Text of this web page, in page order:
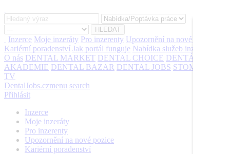
Inzerce Moje inzeráty Pro inzerenty Upozornění na nové pozice
Kariérní poradenství Jak portál funguje Nabídka služeb inzerentům
O nás DENTAL MARKET DENTAL CHOICE DENTÁLNÍ
AKADEMIE DENTAL BAZAR DENTAL JOBS STOMATEAM
TV
DentalJobs.czmenu search
Přihlásit
Inzerce
Moje inzeráty
Pro inzerenty
Upozornění na nové pozice
Kariérní poradenství